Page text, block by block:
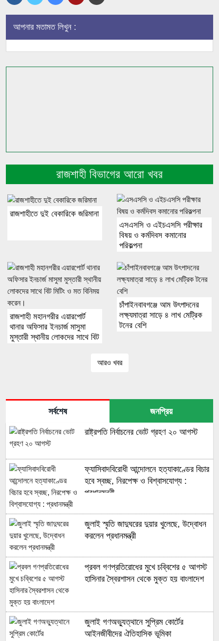
আপনার মতামত লিখুন :
রাজশাহী বিভাগের আরো খবর
রাজশাহীতে দুই বেকারিকে জরিমানা
এসএসসি ও এইচএসসি পরীক্ষার
বিষয় ও কর্মদিবস কমানোর
পরিকল্পনা
রাজশাহী মহানগরীর এয়ারপোর্ট
থানার অফিসার ইনচার্জ মাসুমা
মুস্তারী স্থানীয় লোকদের সাথে বিট
চাঁপাইনবাবগঞ্জে আম উৎপাদনের
লক্ষ্যমাত্রা সাড়ে ৪ লাখ মেট্রিক
টনের বেশি
আরও খবর
সর্বশেষ জনপ্রিয়
রাষ্ট্রপতি নির্বাচনের ভোট গ্রহণ ২০ আগস্ট
ফ্যাসিবাদবিরোধী আন্দোলনে হত্যাকাণ্ডের বিচার
হবে স্বচ্ছ, নিরপেক্ষ ও বিশ্বাসযোগ্য :
প্রধানমন্ত্রী
জুলাই স্মৃতি জাদুঘরের দুয়ার খুলেছে, উদ্বোধন
করলেন প্রধানমন্ত্রী
প্রবল গণপ্রতিরোধের মুখে চব্বিশের ৫ আগস্ট
হাসিনার স্বৈরশাসন থেকে মুক্ত হয় বাংলাদেশ
জুলাই গণঅভ্যুত্থানে সুপ্রিম কোর্টের
আইনজীবীদের ঐতিহাসিক ভূমিকা